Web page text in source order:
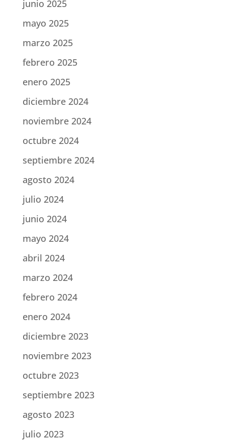
junio 2025
mayo 2025
marzo 2025
febrero 2025
enero 2025
diciembre 2024
noviembre 2024
octubre 2024
septiembre 2024
agosto 2024
julio 2024
junio 2024
mayo 2024
abril 2024
marzo 2024
febrero 2024
enero 2024
diciembre 2023
noviembre 2023
octubre 2023
septiembre 2023
agosto 2023
julio 2023